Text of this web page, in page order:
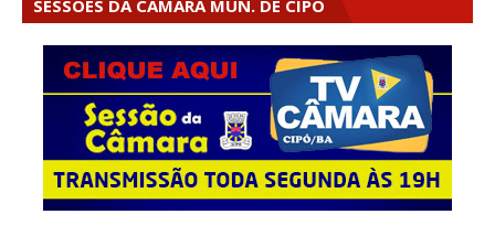
SESSÕES DA CÂMARA MUN. DE CIPÓ